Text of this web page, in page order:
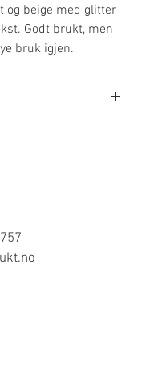
og beige med glitter
Godt brukt, men
bruk igjen.